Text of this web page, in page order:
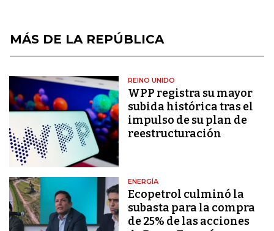
MÁS DE LA REPÚBLICA
REINO UNIDO
WPP registra su mayor
subida histórica tras el
impulso de su plan de
reestructuración
ENERGÍA
Ecopetrol culminó la
subasta para la compra
de 25% de las acciones